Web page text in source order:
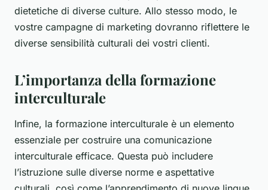
dietetiche di diverse culture. Allo stesso modo, le
vostre campagne di marketing dovranno riflettere le
diverse sensibilità culturali dei vostri clienti.
L’importanza della formazione
interculturale
Infine, la formazione interculturale è un elemento
essenziale per costruire una comunicazione
interculturale efficace. Questa può includere
l’istruzione sulle diverse norme e aspettative